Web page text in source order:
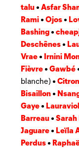
talu •Asfar
Rami •Ojos •
Bashing •
Deschênes •
Vrae • Irnini
Fièvre •Gawbé
blanche) •
Bisaillon •
Gaye •
Barreau •
Jaguare • Leïla
Perdus •